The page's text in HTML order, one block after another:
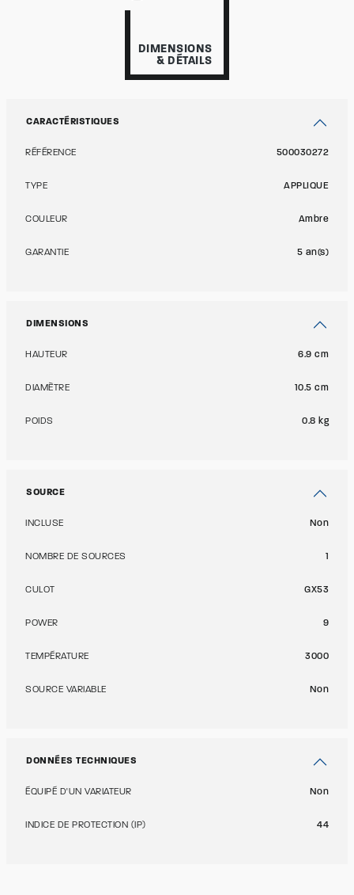
DIMENSIONS
& DÉTAILS
CARACTÉRISTIQUES
RÉFÉRENCE 500030272
TYPE APPLIQUE
COULEUR Ambre
GARANTIE 5 an(s)
DIMENSIONS
HAUTEUR 6.9 cm
DIAMÈTRE 10.5 cm
POIDS 0.8 kg
SOURCE
INCLUSE Non
NOMBRE DE SOURCES 1
CULOT GX53
POWER 9
TEMPÉRATURE 3000
SOURCE VARIABLE Non
DONNÉES TECHNIQUES
ÉQUIPÉ D'UN VARIATEUR Non
INDICE DE PROTECTION (IP) 44